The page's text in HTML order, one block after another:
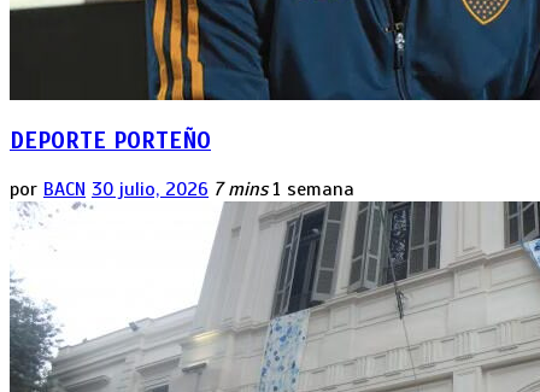
DEPORTE PORTEÑO
por BACN 30 julio, 2026 7 mins 1 semana